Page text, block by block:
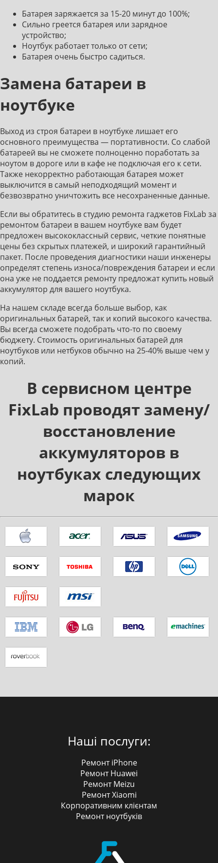
Батарея заряжается за 15-20 минут до 100%;
Сильно греется батарея или зарядное
устройство;
Ноутбук работает только от сети;
Батарея очень быстро садиться.
Замена батареи в
ноутбуке
Выход из строя батареи в ноутбуке лишает его
основного преимущества — портативности. Со слабой
батареей вы не сможете полноценно поработать за
ноутом в дороге или в кафе не подключая его к сети.
Также некорректно работающая батарея может
выключится в самый неподходящий момент и
безвозвратно уничтожить все несохраненные данные.
Если вы обратитесь в студию ремонта гаджетов FixLab за
ремонтом батареи в вашем ноутбуке вам будет
предложен высококлассный сервис, четкие понятные
цены без скрытых платежей, и широкий гарантийный
пакет. После проведения диагностики наши инженеры
определят степень износа/повреждения батареи и если
она уже не поддается ремонту предложат купить новый
аккумулятор для вашего ноутбука.
На нашем складе всегда больше выбор, как
оригинальных батарей, так и копий высокого качества.
Вы всегда сможете подобрать что-то по своему
бюджету. Стоимость оригинальных батарей для
ноутбуков или нетбуков обычно на 25-40% выше чем у
копий.
В сервисном центре
FixLab проводят замену/
восстановление
аккумуляторов в
ноутбуках следующих
марок
Наші послуги:
Ремонт iPhone
Ремонт Huawei
Ремонт Meizu
Ремонт Xiaomi
Корпоративним клієнтам
Ремонт ноутбуків